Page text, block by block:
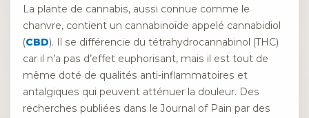
La plante de cannabis, aussi connue comme le
chanvre, contient un cannabinoïde appelé cannabidiol
(CBD). Il se différencie du tétrahydrocannabinol (THC)
car il n’a pas d’effet euphorisant, mais il est tout de
même doté de qualités anti-inflammatoires et
antalgiques qui peuvent atténuer la douleur. Des
recherches publiées dans le Journal of Pain par des